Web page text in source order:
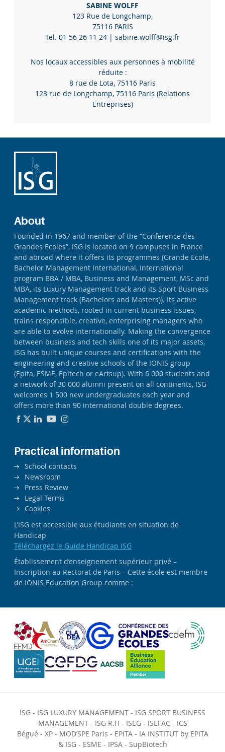
SABINE WOLFF
123 Rue de Longchamp,
75116 PARIS
Tel. 01 56 26 11 24 | sabine.wolff@isg.fr
Nos locaux accessibles aux personnes à mobilité
réduite :
8 rue de Lota, 75116 Paris
123 rue de Longchamp, 75116 Paris (Relations
Entreprises)
About
Founded in 1967 and member of the “Conférence des
Grandes Ecoles”, ISG is located on 9 campuses in France
and abroad where it offers its programmes (Grande Ecole,
Bachelor Management International, International
program BBA / MBA, Business and Management, MSc and
MBA, its Luxury Management track and its Sport Business
Management track (Bachelors and Masters)). Its active
academic methods, rooted in current business issues,
trains responsible, creative, enterprising managers who
are able to evolve internationally. Making the convergence
between business and tech skills one of its major assets,
ISG has built unique courses and certifications with the
engineering and creative schools of the IONIS group
(Epita, ESME, Epitech or eArtsup). With 6 000 students and
a network of 30 000 alumni present on all continents, ISG
welcomes 1 500 new undergraduates each year and
offers more than 90 international double degrees.
Practical information
School contacts
Newsroom
Press Review
Legal Terms
Cookies
L’ISG est accessible aux étudiants en situation de
Handicap
Téléchargez le Guide Handicap ISG
Établissement d’enseignement supérieur privé –
Inscription au Rectorat de Paris – Cette école est membre
de IONIS Education Group comme :
ISG - ISG LUXURY MANAGEMENT - ISG SPORT BUSINESS
MANAGEMENT- ISG R.H - ISEG- ISEFAC- ICS
Bégué - XP- MOD’SPE Paris - EPITA- IA INSTITUT by EPITA
& ISG- ESME - IPSA- SupBiotech